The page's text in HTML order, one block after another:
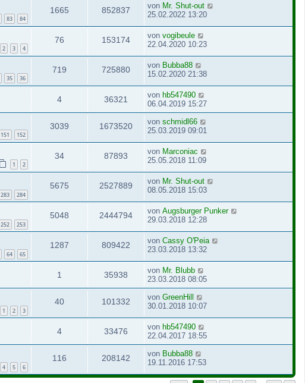
83 84
1665 852837 von Mr. Shut-out
25.02.2022 13:20
2 3 4
76 153174 von vogibeule
22.04.2020 10:23
35 36
719 725880 von Bubba88
15.02.2020 21:38
4 36321 von hb547490
06.04.2019 15:27
151 152
3039 1673520 von schmidl66
25.03.2019 09:01
1 2
34 87893 von Marconiac
25.05.2018 11:09
283 284
5675 2527889 von Mr. Shut-out
08.05.2018 15:03
252 253
5048 2444794 von Augsburger Punker
29.03.2018 12:28
64 65
1287 809422 von Cassy O'Peia
23.03.2018 13:32
1 35938 von Mr. Blubb
23.03.2018 08:05
1 2 3
40 101332 von GreenHill
30.01.2018 10:07
4 33476 von hb547490
22.04.2017 18:55
4 5 6
116 208142 von Bubba88
19.11.2016 17:53